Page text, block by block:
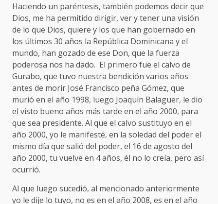
Haciendo un paréntesis, también podemos decir que
Dios, me ha permitido dirigir, ver y tener una visión
de lo que Dios, quiere y los que han gobernado en
los últimos 30 años la República Dominicana y el
mundo, han gozado de ese Don, que la fuerza
poderosa nos ha dado. El primero fue el calvo de
Gurabo, que tuvo nuestra bendición varios años
antes de morir José Francisco peña Gómez, que
murió en el año 1998, luego Joaquín Balaguer, le dio
el visto bueno años más tarde en el año 2000, para
que sea presidente. Al que el calvo sustituyo en el
año 2000, yo le manifesté, en la soledad del poder el
mismo día que salió del poder, el 16 de agosto del
año 2000, tu vuelve en 4 años, él no lo creía, pero así
ocurrió.
Al que luego sucedió, al mencionado anteriormente
yo le dije lo tuyo, no es en el año 2008, es en el año